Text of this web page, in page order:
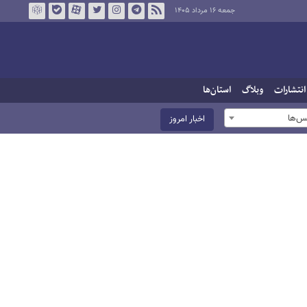
جمعه ۱۶ مرداد ۱۴۰۵
انتشارات وبلاگ استان‌ها
اخبار امروز